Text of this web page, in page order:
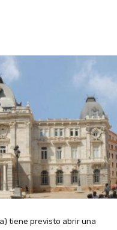
tiene previsto abrir una